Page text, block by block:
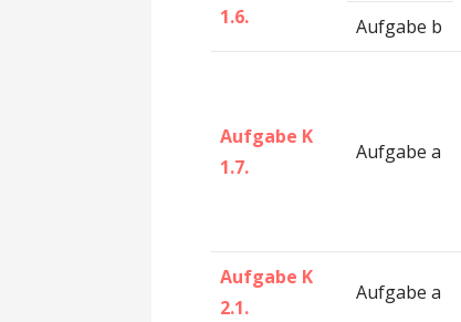
1.6.
Aufgabe b
Aufgabe K
1.7.
Aufgabe a
Aufgabe K
2.1.
Aufgabe a